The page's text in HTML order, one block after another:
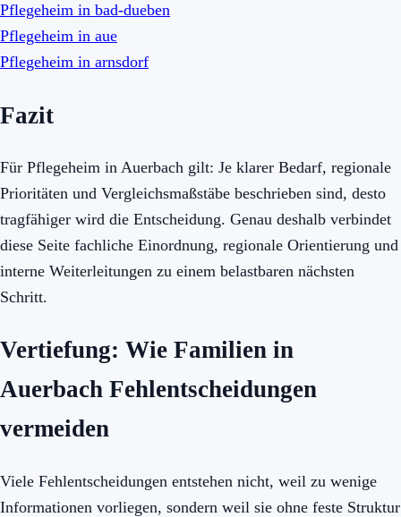
Pflegeheim in bad-dueben
Pflegeheim in aue
Pflegeheim in arnsdorf
Fazit
Für Pflegeheim in Auerbach gilt: Je klarer Bedarf, regionale
Prioritäten und Vergleichsmaßstäbe beschrieben sind, desto
tragfähiger wird die Entscheidung. Genau deshalb verbindet
diese Seite fachliche Einordnung, regionale Orientierung und
interne Weiterleitungen zu einem belastbaren nächsten
Schritt.
Vertiefung: Wie Familien in
Auerbach Fehlentscheidungen
vermeiden
Viele Fehlentscheidungen entstehen nicht, weil zu wenige
Informationen vorliegen, sondern weil sie ohne feste Struktur